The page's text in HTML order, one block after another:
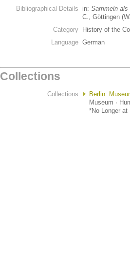
Bibliographical Details
in: Sammeln als
C., Göttingen
Category
History of the
Language German
Collections
Collections
Berlin:
Museum ·
*No Longer at